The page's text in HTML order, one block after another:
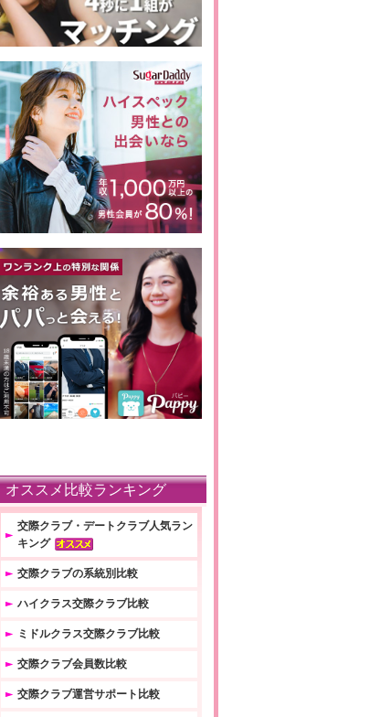
オススメ比較ランキング
交際クラブ・デートクラブ人気ラン
キング
交際クラブの系統別比較
ハイクラス交際クラブ比較
ミドルクラス交際クラブ比較
交際クラブ会員数比較
交際クラブ運営サポート比較